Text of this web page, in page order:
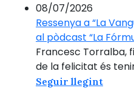
08/07/2026
Ressenya a “La
al pòdcast “La
Francesc Torralba,
de la felicitat és
Seguir llegint